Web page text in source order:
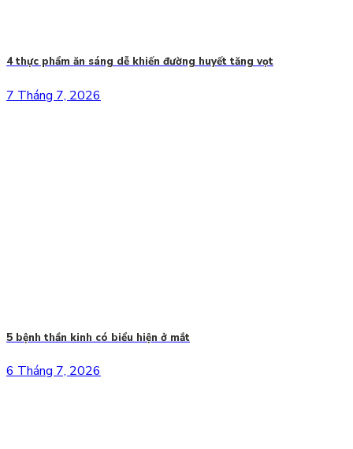
4 thực phẩm ăn sáng dễ khiến đường huyết tăng vọt
7 Tháng 7, 2026
5 bệnh thần kinh có biểu hiện ở mắt
6 Tháng 7, 2026